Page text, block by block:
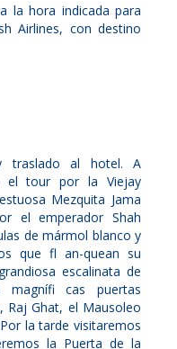
la hora indicada para
Airlines, con destino
traslado al hotel. A
el tour por la Viejay
Mezquita Jama
el emperador Shah
de mármol blanco y
que fl an-quean su
escalinata de
cas puertas
Raj Ghat, el Mausoleo
la tarde visitaremos
la Puerta de la